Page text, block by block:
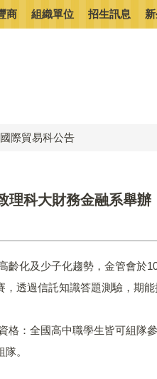
商 組織單位 招生訊息
國際貿易科公告
理科大財務金融系舉
齡化及少子化趨勢，金管會於
，透過信託知識答題測驗，期
格：全國高中職學生皆可組隊
。